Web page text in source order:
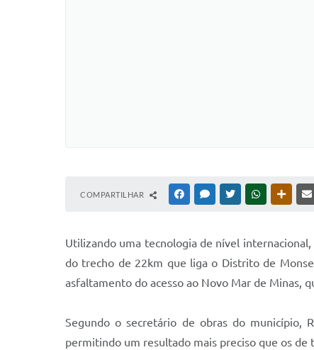
COMPARTILHAR FACEBOOKMESSENGER
TWITTERWHATSAPP
Utilizando uma tecnologia de nível
do trecho de 22km que liga o Distrito de
asfaltamento do acesso ao Novo Mar de Minas,
Segundo o secretário de obras do município,
permitindo um resultado mais preciso que os de